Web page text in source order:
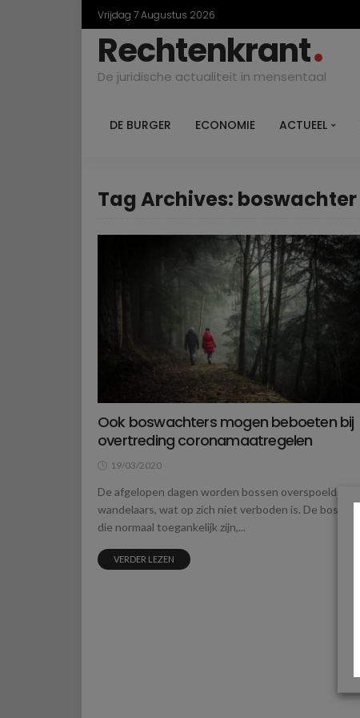
Vrijdag 7 Augustus 2026
Rechtenkrant
De juridische actualiteit in mensentaal
DE BURGER ECONOMIE ACTUEEL
Tag Archives: boswachter
Ook boswachters mogen beboeten bij
overtreding coronamaatregelen
19/03/2020
De afgelopen dagen worden bossen overspoeld door
wandelaars, wat op zich niet verboden is. De bossen
die normaal toegankelijk zijn,...
VERDER LEZEN